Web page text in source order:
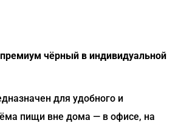
чёрный в индивидуальной
для удобного и
пищи вне дома — в офисе, на